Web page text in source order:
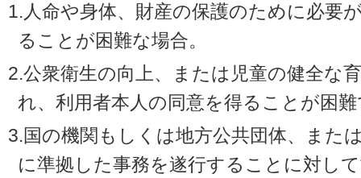
1.人命や身体、財産の保護のために必要
ることが困難な場合。
2.公衆衛生の向上、または児童の健全な
れ、利用者本人の同意を得ることが困
3.国の機関もしくは地方公共団体、また
に準拠した事務を遂行することに対し